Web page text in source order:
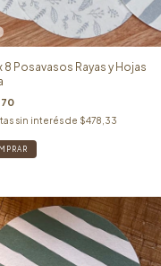
8 Posavasos Rayas y Hojas
sin interés de $478,33